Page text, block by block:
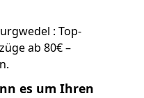
: Top-
ab 80€ –
es um Ihren